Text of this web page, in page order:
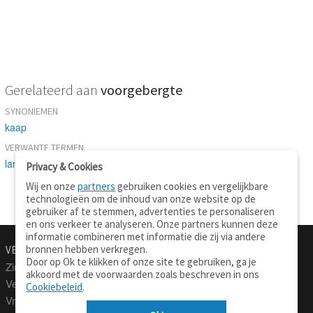
Gerelateerd aan voorgebergte
SYNONIEMEN
kaap
VERWANTE TERMEN
landpunt
VERTALEN.NU
Zinnen vertalen
Verklarend woordenboek
Vraagbaak
Over deze site
Privacy
Privacy & Cookies
Wij en onzepartners gebruiken cookies en vergelijkbare
technologieën om de inhoud van onze website op de
gebruiker af te stemmen, advertenties te personaliseren
en ons verkeer te analyseren. Onze partners kunnen deze
informatie combineren met informatie die zij via andere
bronnen hebben verkregen.
Door op Ok te klikken of onze site te gebruiken, ga je
akkoord met de voorwaarden zoals beschreven in ons
Cookiebeleid.